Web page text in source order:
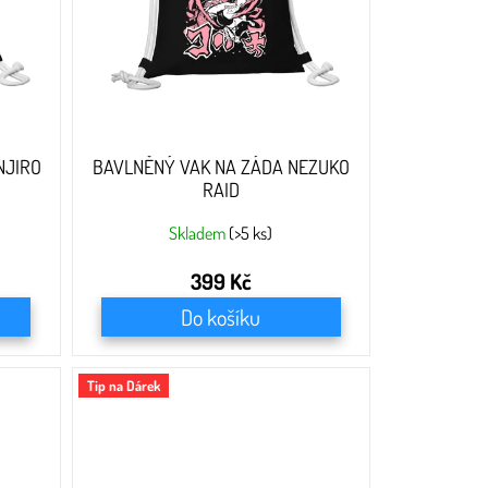
BAVLNĚNÝ VAK NA ZÁDA NEZUKO
RAID
Skladem (>5 ks)
399 Kč
Do košíku
Tip na Dárek